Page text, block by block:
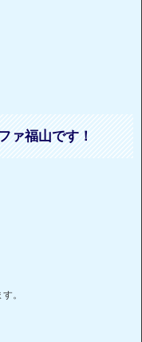
ァ福山です！
。